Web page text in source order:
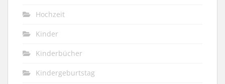
Hochzeit
Kinder
Kinderbücher
Kindergeburtstag